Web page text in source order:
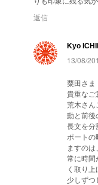
返信
Kyo
13/08/
粟田さま
貴重なご
荒木さん
動と前後
長文を分
ポートの
ますの
常に時間
く取り
少しずつ